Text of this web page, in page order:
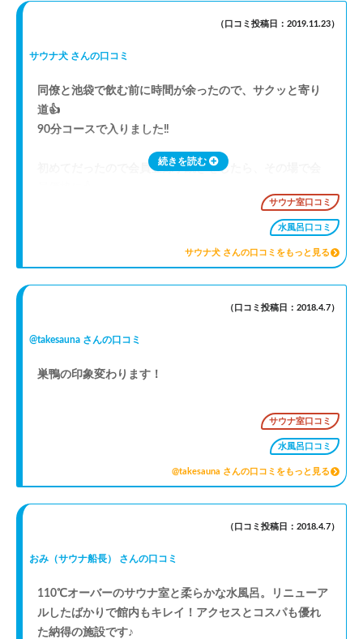
（口コミ投稿日：2019.11.23）
サウナ犬 さんの口コミ
同僚と池袋で飲む前に時間が余ったので、サクッと寄り
道👍
90分コースで入りました‼️
初めてだったので会員登録手続きをしたら、その場で会
定員さんがマメに掃除してくれていて、とても清潔な浴
室です❗
サ室はとても広く、ゆったりできました♨️
水風呂も蛇口がすごい勢いで流しっぱなしで、とても綺
唯一足りないのは、ととのい椅子💧
金夜でも空いていて、隠れた穴場ですね✨
便利すぎて、ちょくちょくお世話になりそうです🧖‍♂️
続きを読む
サウナ室口コミ
水風呂口コミ
サウナ犬 さんの口コミをもっと見る
（口コミ投稿日：2018.4.7）
@takesauna さんの口コミ
巣鴨の印象変わります！
サウナ室口コミ
水風呂口コミ
@takesauna さんの口コミをもっと見る
（口コミ投稿日：2018.4.7）
おみ（サウナ船長） さんの口コミ
110℃オーバーのサウナ室と柔らかな水風呂。リニューア
ルしたばかりで館内もキレイ！アクセスとコスパも優れ
た納得の施設です♪